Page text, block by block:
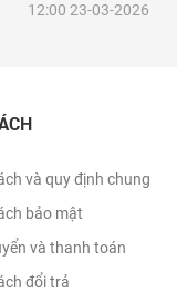
12:00 23-03-2026
và quy định chung
bảo mật
và thanh toán
đổi trả